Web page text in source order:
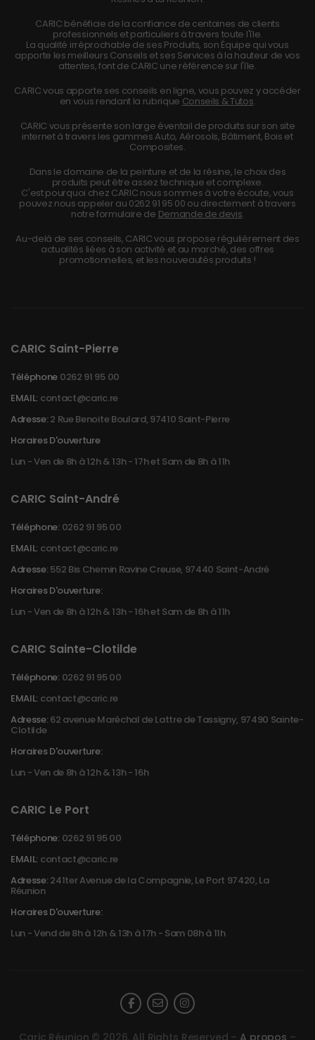
CARIC bénéficie de la confiance de centaines de clients
professionnels et particuliers à travers toute l'île.
La qualité irréprochable de ses Produits, son Équipe qui vous
apporte les meilleurs Conseils et ses Services à la hauteur de vos
attentes, font de CARIC une référence sur l'île.
CARIC vous apporte ses conseils en ligne, vous pouvez y accéder
en vous rendant la rubrique Conseils & Tutos.
CARIC vous présente son large éventail de produits sur son site
internet à travers les gammes Auto, Aérosols, Bâtiment, Bois et
Composites.
Dans le domaine de la peinture et de la résine, le choix des
produits peut être assez technique et complexe.
C'est pourquoi chez CARIC nous sommes à votre écoute, vous
pouvez nous appeler au 0262 91 95 00 ou directement à travers
notre formulaire de Demande de devis.
Au-delà de ses conseils, CARIC vous propose régulièrement des
actualités liées à son activité et au marché, des offres
promotionnelles, et les nouveautés produits !
CARIC Saint-Pierre
Téléphone 0262 91 95 00
EMAIL: contact@caric.re
Adresse:2 Rue Benoite Boulard, 97410 Saint-Pierre
Horaires D'ouverture
Lun - Ven de 8h à 12h & 13h - 17h et Sam de 8h à 11h
CARIC Saint-André
Téléphone: 0262 91 95 00
EMAIL: contact@caric.re
Adresse:552 Bis Chemin Ravine Creuse, 97440 Saint-André
Horaires D'ouverture:
Lun - Ven de 8h à 12h & 13h - 16h et Sam de 8h à 11h
CARIC Sainte-Clotilde
Téléphone: 0262 91 95 00
EMAIL: contact@caric.re
Adresse:62 avenue Maréchal de Lattre de Tassigny, 97490 Sainte-
Clotilde
Horaires D'ouverture:
Lun - Ven de 8h à 12h & 13h - 16h
CARIC Le Port
Téléphone: 0262 91 95 00
EMAIL: contact@caric.re
Adresse:241ter Avenue de la Compagnie, Le Port 97420, La
Réunion
Horaires D'ouverture:
Lun - Vend de 8h à 12h & 13h à 17h - Sam 08h à 11h
Caric Réunion © 2026. All Rights Reserved – A propos –